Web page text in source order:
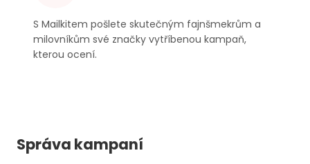
S Mailkitem pošlete skutečným fajnšmekrům a
milovníkům své značky vytříbenou kampaň,
kterou ocení.
Správa kampaní